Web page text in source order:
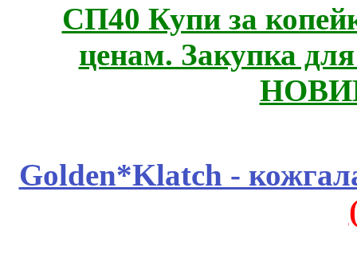
СП40 Купи за
ценам. Закупка
Golden*Klatch -